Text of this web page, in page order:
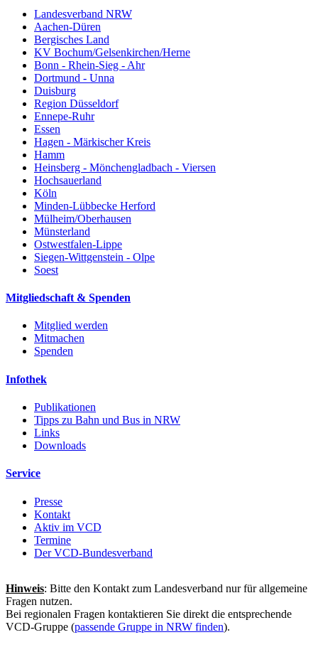
Landesverband NRW
Aachen-Düren
Bergisches Land
KV Bochum/Gelsenkirchen/Herne
Bonn - Rhein-Sieg - Ahr
Dortmund - Unna
Duisburg
Region Düsseldorf
Ennepe-Ruhr
Essen
Hagen - Märkischer Kreis
Hamm
Heinsberg - Mönchengladbach - Viersen
Hochsauerland
Köln
Minden-Lübbecke Herford
Mülheim/Oberhausen
Münsterland
Ostwestfalen-Lippe
Siegen-Wittgenstein - Olpe
Soest
Mitgliedschaft & Spenden
Mitglied werden
Mitmachen
Spenden
Infothek
Publikationen
Tipps zu Bahn und Bus in NRW
Links
Downloads
Service
Presse
Kontakt
Aktiv im VCD
Termine
Der VCD-Bundesverband
Hinweis: Bitte den Kontakt zum Landesverband nur für allgemeine
Fragen nutzen.
Bei regionalen Fragen kontaktieren Sie direkt die entsprechende
VCD-Gruppe (passende Gruppe in NRW finden).